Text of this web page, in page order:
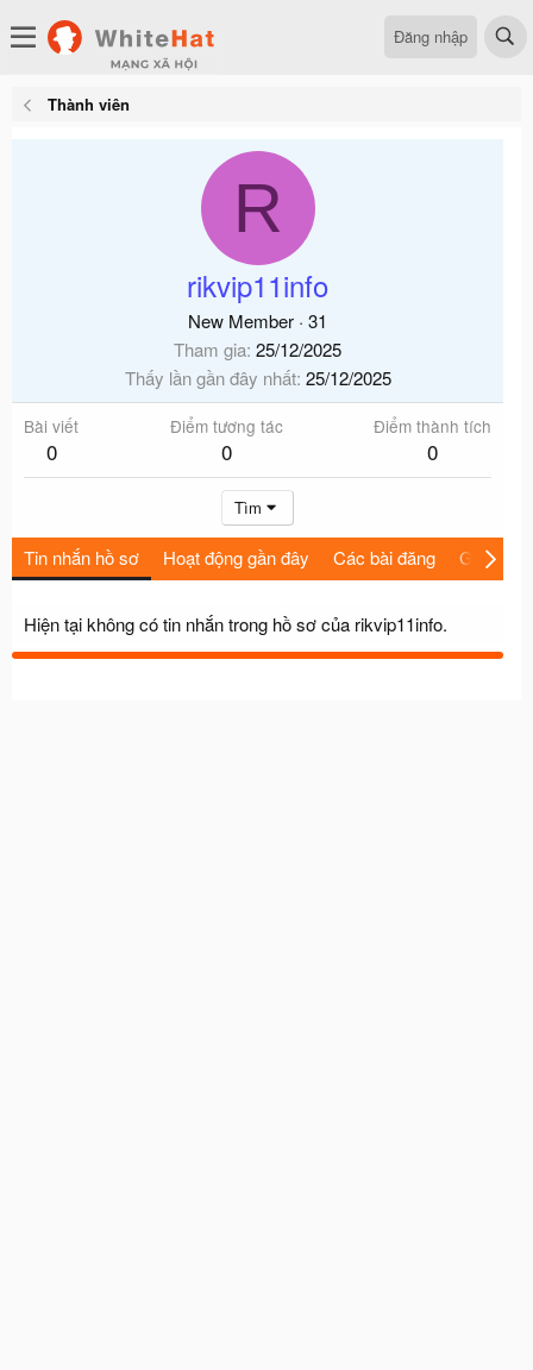
Đăng nhập
Thành viên
R
rikvip11info
New Member · 31
Tham gia 25/12/2025
Thấy lần gần đây nhất 25/12/2025
Bài viết
0
Điểm tương tác
0
Điểm thành tích
0
Tìm
Tin nhắn hồ sơ Hoạt động gần đây Các bài đăng Giới thiệu
Hiện tại không có tin nhắn trong hồ sơ của rikvip11info.